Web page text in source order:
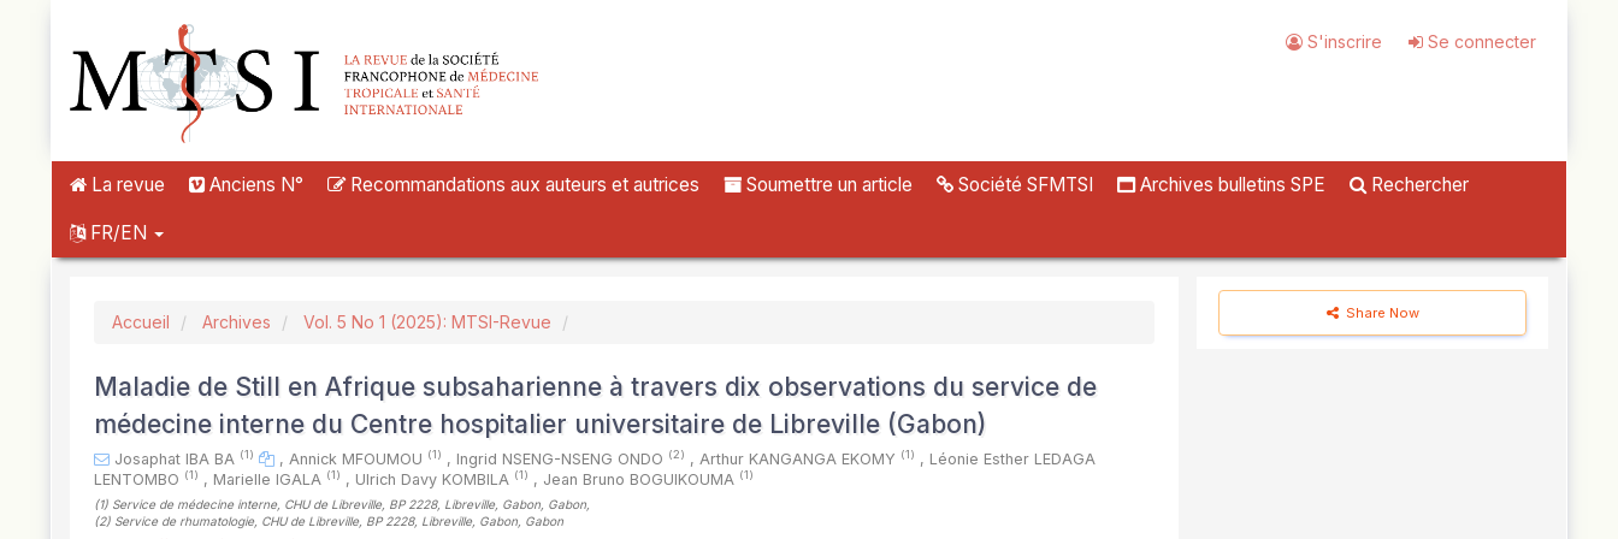
##plugins.themes.novelty.accessible_menu.main_navigation##
##plugins.themes.novelty.accessible_menu.main_content##
##plugins.themes.novelty.accessible_menu.sidebar##
S'inscrire Se connecter
La revue Anciens N° Recommandations aux auteurs et autrices Soumettre un article Société SFMTSI Archives bulletins SPE Rechercher
FR/EN
Accueil Archives Vol. 5 No 1 (2025): MTSI-Revue
Maladie de Still en Afrique subsaharienne à travers dix observations du service de
médecine interne du Centre hospitalier universitaire de Libreville (Gabon)
Josaphat IBA BA (1) , Annick MFOUMOU (1) , Ingrid NSENG-NSENG ONDO (2) , Arthur KANGANGA EKOMY (1) , Léonie Esther LEDAGA
LENTOMBO (1) , Marielle IGALA (1) , Ulrich Davy KOMBILA (1) , Jean Bruno BOGUIKOUMA (1)
(1) Service de médecine interne, CHU de Libreville, BP 2228, Libreville, Gabon, Gabon
(2) Service de rhumatologie, CHU de Libreville, BP 2228, Libreville, Gabon, Gabon
Share Now